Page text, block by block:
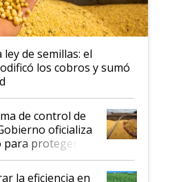
de semillas: el
los cobros y sumó
de control de
oficializa
proteger la
la eficiencia en